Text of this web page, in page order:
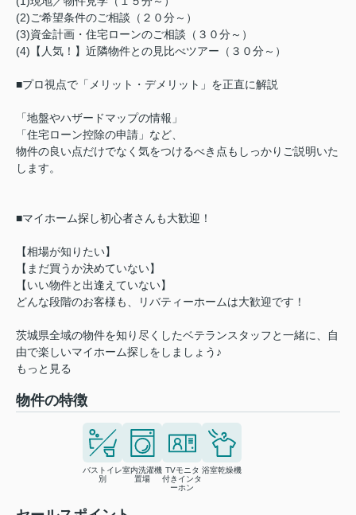
(2)ご希望条件のご相談（２０分～）
(3)資金計画・住宅ローンのご相談（３０分～）
(4)【人気！】近隣物件との見比べツアー（３０分～）
■プロ視点で「メリット・デメリット」を正直に解説
「地盤やハザードマップの情報」
「住宅ローン控除の申請」など、
物件の良い点だけでなく気をつけるべき点もしっかりご説明いた
します。
■マイホーム探し初心者さんも大歓迎！
【相場が知りたい】
【まだ買うか決めていない】
【いい物件と出逢えていない】
どんな段階のお客様も、リバティーホームは大歓迎です！
茨城県全域の物件を知り尽くしたベテランスタッフと一緒に、自
由で楽しいマイホーム探しをしましょう♪
もっと見る
物件の特徴
バストイレ
別
室内洗濯機
置場
TVモニタ
付きインタ
ーホン
浴室乾燥機